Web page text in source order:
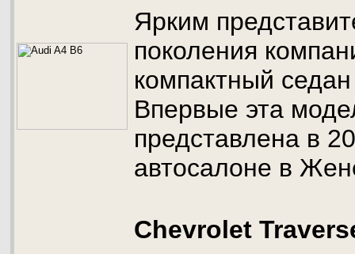
Ярким
поколения
компактный
Впервые эта
представлена в
автосалоне в
Chevrolet